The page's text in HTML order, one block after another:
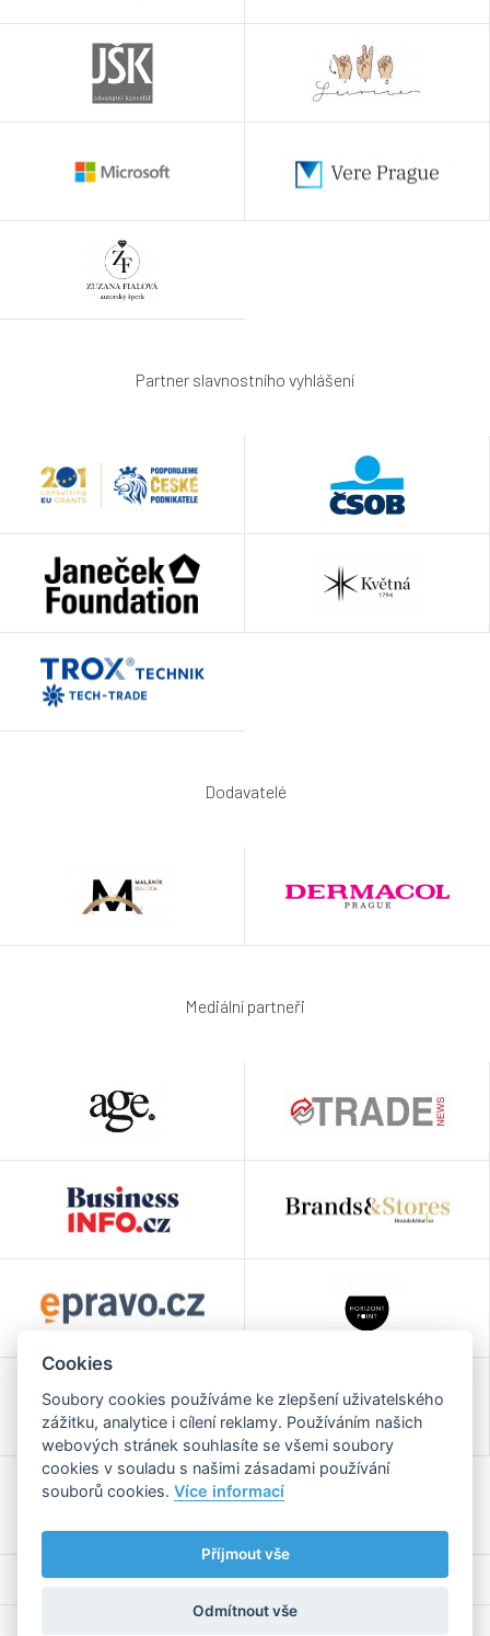
Partner slavnostního vyhlášení
Dodavatelé
Mediální partneři
Cookies
Soubory cookies používáme ke zlepšení uživatelského
zážitku, analytice i cílení reklamy. Používáním našich
webových stránek souhlasíte se všemi soubory
cookies v souladu s našimi zásadami používání
souborů cookies.Více informací
Příjmout vše
Odmítnout vše